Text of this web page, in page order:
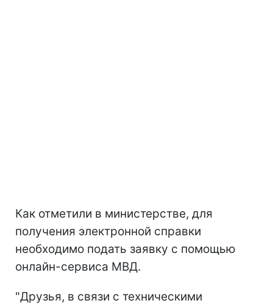
Как отметили в министерстве, для
получения электронной справки
необходимо подать заявку с помощью
онлайн-сервиса МВД.
"Друзья, в связи с техническими